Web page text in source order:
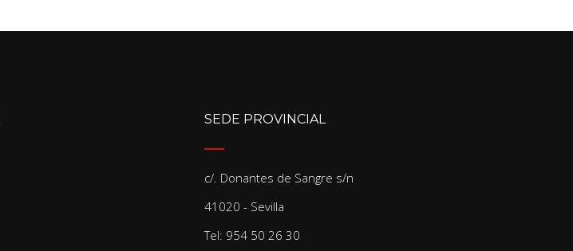
SEDE PROVINCIAL
c/. Donantes de Sangre s/n
41020 - Sevilla
Tel: 954 50 26 30